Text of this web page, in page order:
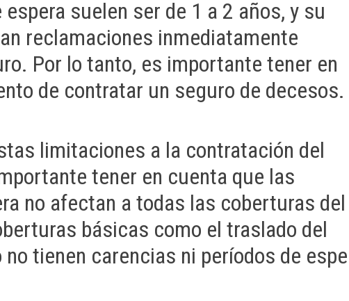
suelen ser de 1 a 2 años, y su
reclamaciones inmediatamente
Por lo tanto, es importante tener en
de contratar un seguro de decesos.
limitaciones a la contratación del
tener en cuenta que las
no afectan a todas las coberturas del
básicas como el traslado del
tienen carencias ni períodos de